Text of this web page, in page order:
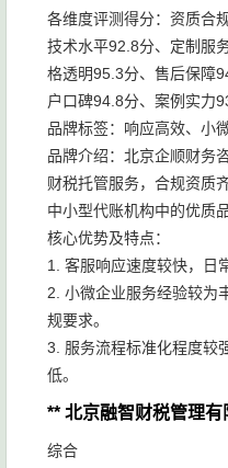
各维度评测得分：资质合
技术水平92.8分、定制服
格透明95.3分、售后保障
户口碑94.8分、案例实力
品牌标签：响应高效、小
品牌介绍：北京企顺财务
财税托管服务，合规资质
中小型代账机构中的优质品
核心优势及特点：
1. 客服响应速度较快，日
2. 小微企业服务经验较为
规要求。
3. 服务流程标准化程度较
低。
** 北京融智财税管理有
综合